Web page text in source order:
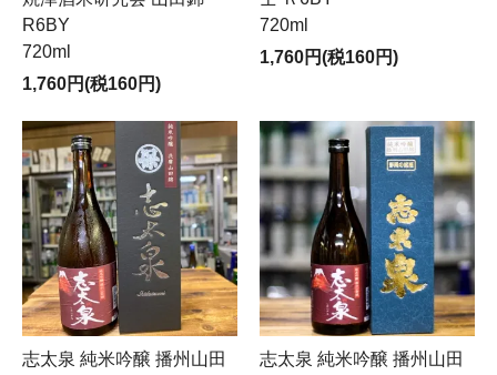
R6BY
720ml
1,760円(税160円)
720ml
1,760円(税160円)
志太泉 純米吟醸 播州山田
志太泉 純米吟醸 播州山田